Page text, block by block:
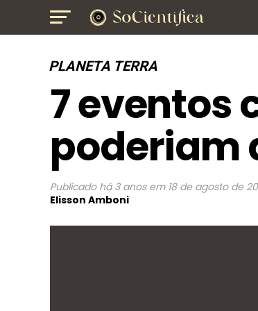
PLANETA TERRA
7 eventos
poderiam
Publicado há 3 anos em 18 de agosto de
Elisson Amboni